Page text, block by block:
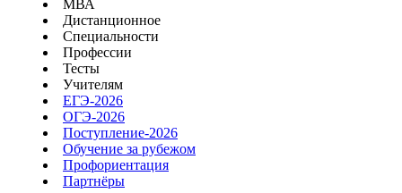
МВА
Дистанционное
Специальности
Профессии
Тесты
Учителям
ЕГЭ-2026
ОГЭ-2026
Поступление-2026
Обучение за рубежом
Профориентация
Партнёры